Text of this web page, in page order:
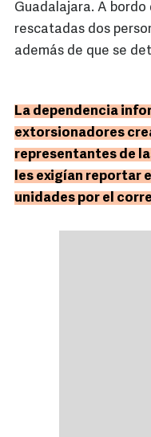
Guadalajara. A bordo
rescatadas dos
además de que se
La dependencia
extorsionadores
representantes de
les exigían reportar
unidades por el